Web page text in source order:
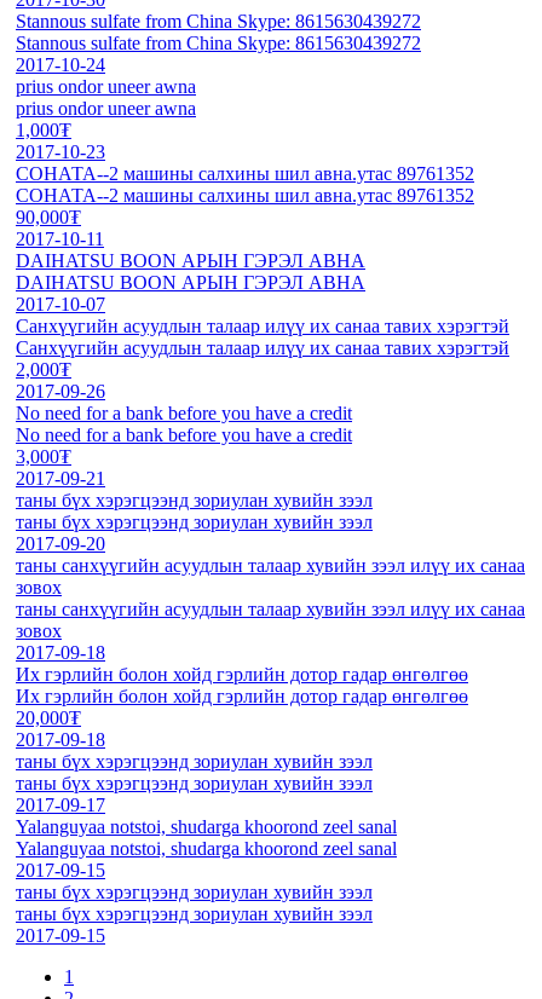
Stannous sulfate from China Skype: 8615630439272
Stannous sulfate from China Skype: 8615630439272
2017-10-24
prius ondor uneer awna
prius ondor uneer awna
1,000₮
2017-10-23
СОНАТА--2 машины салхины шил авна.утас 89761352
СОНАТА--2 машины салхины шил авна.утас 89761352
90,000₮
2017-10-11
DAIHATSU BOON АРЫН ГЭРЭЛ АВНА
DAIHATSU BOON АРЫН ГЭРЭЛ АВНА
2017-10-07
Санхүүгийн асуудлын талаар илүү их санаа тавих хэрэгтэй
Санхүүгийн асуудлын талаар илүү их санаа тавих хэрэгтэй
2,000₮
2017-09-26
No need for a bank before you have a credit
No need for a bank before you have a credit
3,000₮
2017-09-21
таны бүх хэрэгцээнд зориулан хувийн зээл
таны бүх хэрэгцээнд зориулан хувийн зээл
2017-09-20
таны санхүүгийн асуудлын талаар хувийн зээл илүү их санаа
зовох
таны санхүүгийн асуудлын талаар хувийн зээл илүү их санаа
зовох
2017-09-18
Их гэрлийн болон хойд гэрлийн дотор гадар өнгөлгөө
Их гэрлийн болон хойд гэрлийн дотор гадар өнгөлгөө
20,000₮
2017-09-18
таны бүх хэрэгцээнд зориулан хувийн зээл
таны бүх хэрэгцээнд зориулан хувийн зээл
2017-09-17
Yalanguyaa notstoi, shudarga khoorond zeel sanal
Yalanguyaa notstoi, shudarga khoorond zeel sanal
2017-09-15
таны бүх хэрэгцээнд зориулан хувийн зээл
таны бүх хэрэгцээнд зориулан хувийн зээл
2017-09-15
1